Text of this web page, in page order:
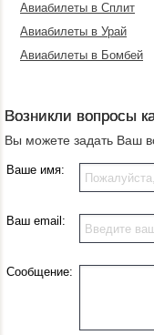
Авиабилеты в Сплит
Авиабилеты в Урай
Авиабилеты в Бомбей
Возникли вопросы
Вы можете задать Ваш
Ваше имя:
Ваш email:
Сообщение: